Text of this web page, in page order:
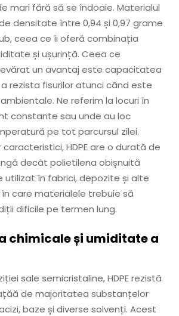
mari fără să se îndoaie. Materialul
densitate între 0,94 și 0,97 grame
ceea ce îi oferă combinația
și ușurință. Ceea ce
un avantaj este capacitatea
rezista fisurilor atunci când este
Ne referim la locuri în
constante sau unde au loc
pe tot parcursul zilei.
HDPE are o durată de
decât polietilena obișnuită
utilizat în fabrici, depozite și alte
care materialele trebuie să
dificile pe termen lung.
chimicale și umiditate a
sale semicristaline, HDPE rezistă
de majoritatea substanțelor
baze și diverse solvenți. Acest